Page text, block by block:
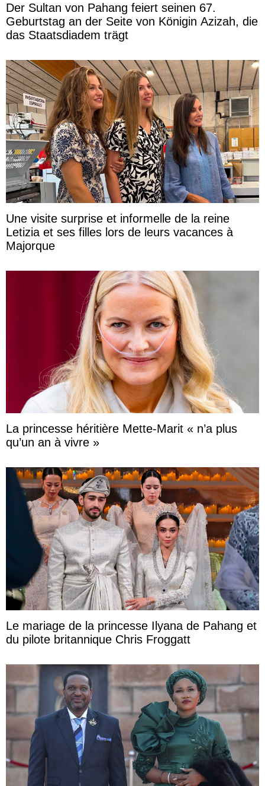
Der Sultan von Pahang feiert seinen 67.
Geburtstag an der Seite von Königin Azizah, die
das Staatsdiadem trägt
Une visite surprise et informelle de la reine
Letizia et ses filles lors de leurs vacances à
Majorque
La princesse héritière Mette-Marit « n’a plus
qu’un an à vivre »
Le mariage de la princesse Ilyana de Pahang et
du pilote britannique Chris Froggatt